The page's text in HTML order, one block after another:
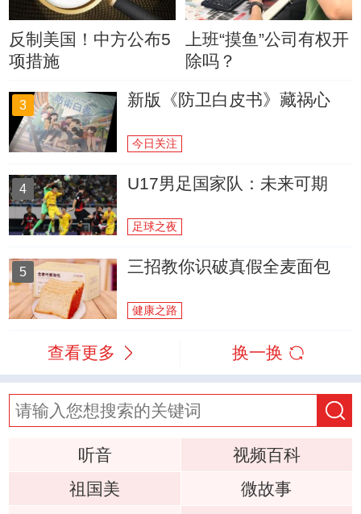
反制美国！中方公布5
项措施
上班“摸鱼”公司有权开
除吗？
3 新版《防卫白皮书》藏祸心
今日关注
4 U17男足国家队：未来可期
足球之夜
5 三招教你识破真假全麦面包
健康之路
查看更多 换一换
听音
视频百科
祖国美
微故事